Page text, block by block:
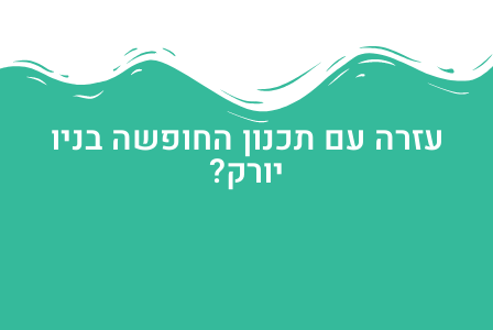
עזרה עם תכנון החופשה בניו
יורק?